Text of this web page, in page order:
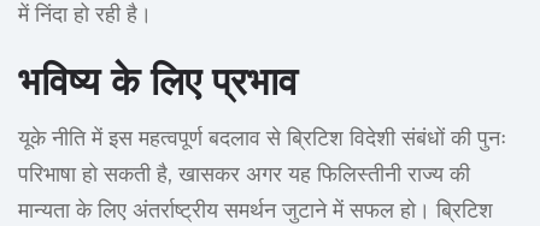
में निंदा हो रही है।
भविष्य के लिए प्रभाव
यूके नीति में इस महत्वपूर्ण बदलाव से ब्रिटिश विदेशी संबंधों की पुनः
परिभाषा हो सकती है, खासकर अगर यह फिलिस्तीनी राज्य की
मान्यता के लिए अंतर्राष्ट्रीय समर्थन जुटाने में सफल हो। ब्रिटिश